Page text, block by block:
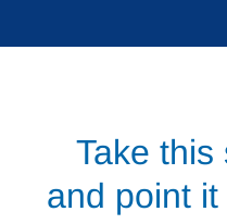
Take this
and point